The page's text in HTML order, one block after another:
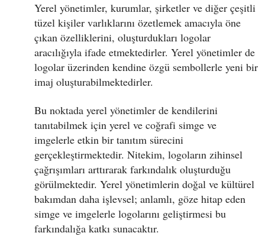
Yerel yönetimler, kurumlar, şirketler ve diğer çeşitli
tüzel kişiler varlıklarını özetlemek amacıyla öne
çıkan özelliklerini, oluşturdukları logolar
aracılığıyla ifade etmektedirler. Yerel yönetimler de
logolar üzerinden kendine özgü sembollerle yeni bir
imaj oluşturabilmektedirler.
Bu noktada yerel yönetimler de kendilerini
tanıtabilmek için yerel ve coğrafi simge ve
imgelerle etkin bir tanıtım sürecini
gerçekleştirmektedir. Nitekim, logoların zihinsel
çağrışımları arttırarak farkındalık oluşturduğu
görülmektedir. Yerel yönetimlerin doğal ve kültürel
bakımdan daha işlevsel; anlamlı, göze hitap eden
simge ve imgelerle logolarını geliştirmesi bu
farkındalığa katkı sunacaktır.